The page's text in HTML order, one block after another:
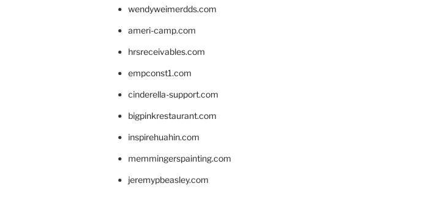
wendyweimerdds.com
ameri-camp.com
hrsreceivables.com
empconst1.com
cinderella-support.com
bigpinkrestaurant.com
inspirehuahin.com
memmingerspainting.com
jeremypbeasley.com